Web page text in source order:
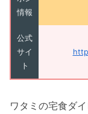
情報
公式
サイ
ト
ワタミの宅食ダ